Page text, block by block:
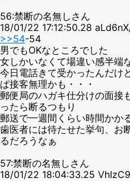
56:禁断の名無しさん
18/01/22 17:12:50.28
>>54-54
男でもOKなところでした
女しかいなくて場違い感半端
今日電話きて受かったんだけ
ぱ接客無理かも・・・
郵便局のハガキ仕分けの面接
ったら断るつもり
郵送で一週間くらい時間かか
歯医者には待たせた挙句、お
るだろうなぁ
57:禁断の名無しさん
18/01/22 18:04:33.25